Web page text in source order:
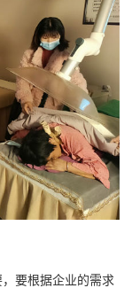
要根据企业的需求